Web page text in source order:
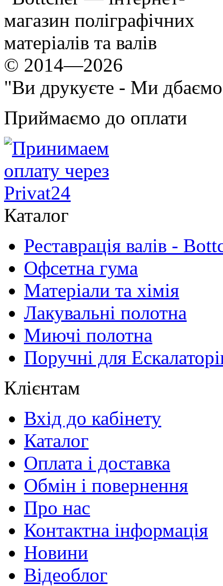
© 2014—2026
"Ви друкуєте - Ми
Приймаємо до оплати
Каталог
Реставрація валів -
Офсетна гума
Матеріали та хімія
Лакувальні полотна
Миючі полотна
Поручні для
Клієнтам
Вхід до кабінету
Каталог
Оплата і доставка
Обмін і повернення
Про нас
Контактна інформація
Новини
Відеоблог